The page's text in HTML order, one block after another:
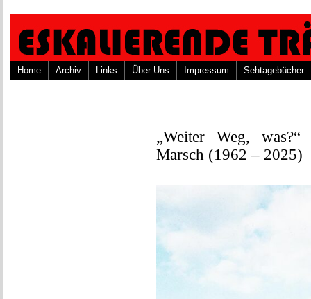
Home Archiv Links Über Uns Impressum Sehtagebücher
„Weiter Weg,
Marsch (1962 – 2025)